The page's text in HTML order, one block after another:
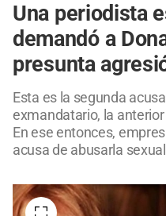
Una periodista
demandó a
presunta
Esta es la segunda
exmandatario, la
En ese entonces,
acusa de abusarla